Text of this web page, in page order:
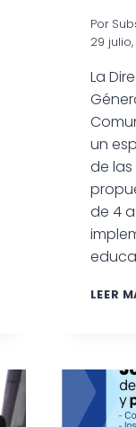
Por
29
La
un
de
de 4
LEER